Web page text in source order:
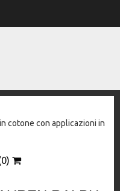
cotone con applicazioni in